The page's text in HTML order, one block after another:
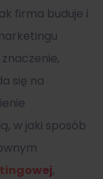
firma buduje i
się na
w jaki sposób
,